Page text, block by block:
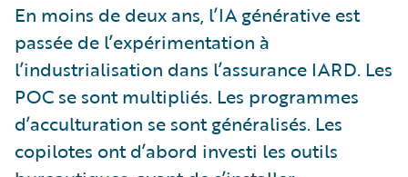
En moins de deux ans, l’IA générative est
passée de l’expérimentation à
l’industrialisation dans l’assurance IARD. Les
POC se sont multipliés. Les programmes
d’acculturation se sont généralisés. Les
copilotes ont d’abord investi les outils